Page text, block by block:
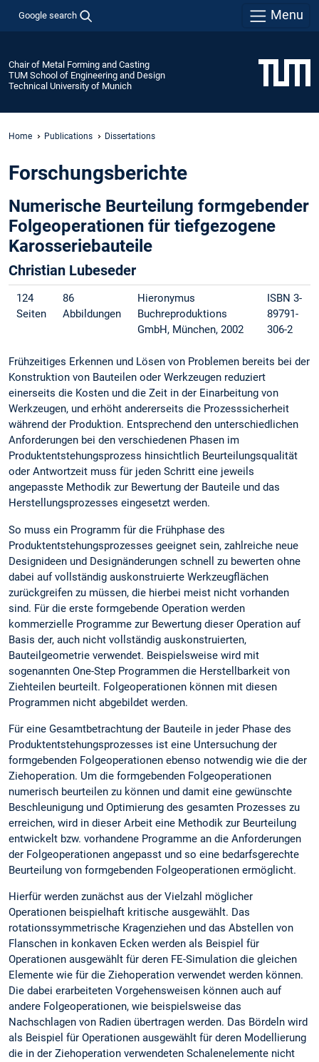
Google search Menu
Chair of Metal Forming and Casting
TUM School of Engineering and Design
Technical University of Munich
Home Publications Dissertations
Forschungsberichte
Numerische Beurteilung formgebender
Folgeoperationen für tiefgezogene
Karosseriebauteile
Christian Lubeseder
124
Seiten
86
Abbildungen
Hieronymus
Buchreproduktions
GmbH, München, 2002
ISBN 3-
89791-
306-2
Frühzeitiges Erkennen und Lösen von Problemen bereits bei der
Konstruktion von Bauteilen oder Werkzeugen reduziert
einerseits die Kosten und die Zeit in der Einarbeitung von
Werkzeugen, und erhöht andererseits die Prozesssicherheit
während der Produktion. Entsprechend den unterschiedlichen
Anforderungen bei den verschiedenen Phasen im
Produktentstehungsprozess hinsichtlich Beurteilungsqualität
oder Antwortzeit muss für jeden Schritt eine jeweils
angepasste Methodik zur Bewertung der Bauteile und das
Herstellungsprozesses eingesetzt werden.
So muss ein Programm für die Frühphase des
Produktentstehungsprozesses geeignet sein, zahlreiche neue
Designideen und Designänderungen schnell zu bewerten ohne
dabei auf vollständig auskonstruierte Werkzeugflächen
zurückgreifen zu müssen, die hierbei meist nicht vorhanden
sind. Für die erste formgebende Operation werden
kommerzielle Programme zur Bewertung dieser Operation auf
Basis der, auch nicht vollständig auskonstruierten,
Bauteilgeometrie verwendet. Beispielsweise wird mit
sogenannten One-Step Programmen die Herstellbarkeit von
Ziehteilen beurteilt. Folgeoperationen können mit diesen
Programmen nicht abgebildet werden.
Für eine Gesamtbetrachtung der Bauteile in jeder Phase des
Produktentstehungsprozesses ist eine Untersuchung der
formgebenden Folgeoperationen ebenso notwendig wie die der
Ziehoperation. Um die formgebenden Folgeoperationen
numerisch beurteilen zu können und damit eine gewünschte
Beschleunigung und Optimierung des gesamten Prozesses zu
erreichen, wird in dieser Arbeit eine Methodik zur Beurteilung
entwickelt bzw. vorhandene Programme an die Anforderungen
der Folgeoperationen angepasst und so eine bedarfsgerechte
Beurteilung von formgebenden Folgeoperationen ermöglicht.
Hierfür werden zunächst aus der Vielzahl möglicher
Operationen beispielhaft kritische ausgewählt. Das
rotationssymmetrische Kragenziehen und das Abstellen von
Flanschen in konkaven Ecken werden als Beispiel für
Operationen ausgewählt für deren FE-Simulation die gleichen
Elemente wie für die Ziehoperation verwendet werden können.
Die dabei erarbeiteten Vorgehensweisen können auch auf
andere Folgeoperationen, wie beispielsweise das
Nachschlagen von Radien übertragen werden. Das Bördeln wird
als Beispiel für Operationen ausgewählt für deren Modellierung
die in der Ziehoperation verwendeten Schalenelemente nicht